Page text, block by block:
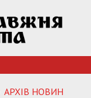
АРХIВ НОВИН